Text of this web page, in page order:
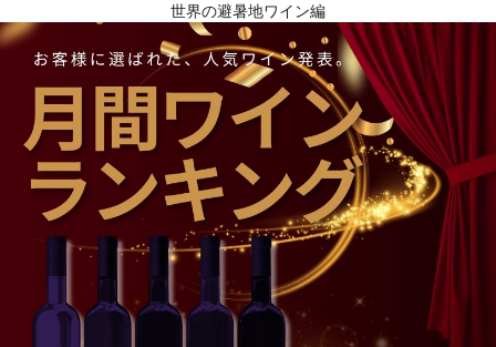
世界の避暑地ワイン編